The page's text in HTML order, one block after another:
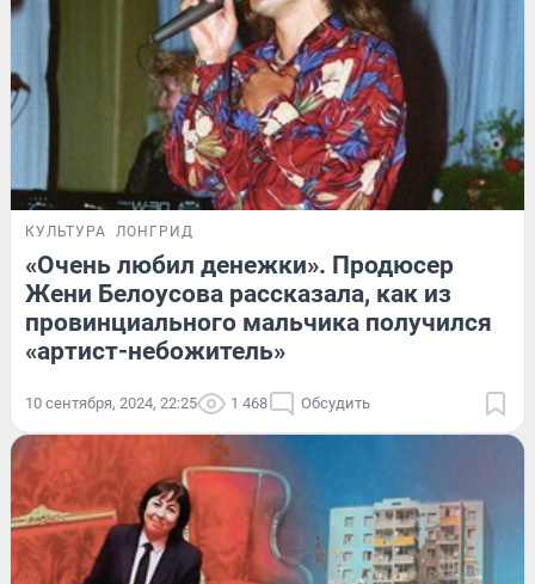
КУЛЬТУРА ЛОНГРИД
«Очень любил денежки». Продюсер
Жени Белоусова рассказала, как из
провинциального мальчика получился
«артист-небожитель»
10 сентября, 2024, 22:25 1 468 Обсудить